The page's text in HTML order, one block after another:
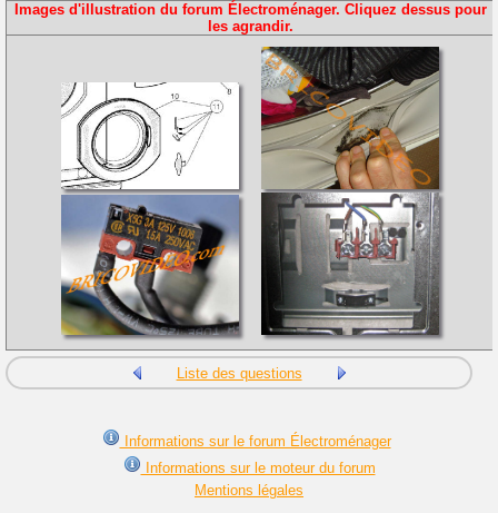
Images d'illustration du forum Électroménager. Cliquez dessus pour
les agrandir.
Liste des questions
Informations sur le forum Électroménager
Informations sur le moteur du forum
Mentions légales